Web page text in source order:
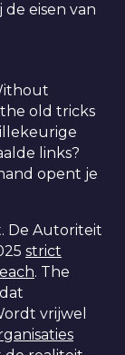
eisen van
old tricks
links?
opent je
De Autoriteit
strict
. The
vrijwel